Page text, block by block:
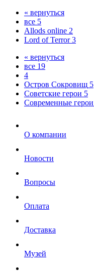
« вернуться
все 5
Allods online 2
Lord of Terror 3
« вернуться
все 19
4
Остров Сокровищ 5
Советские герои 5
Современные герои
О компании
Новости
Вопросы
Оплата
Доставка
Музей